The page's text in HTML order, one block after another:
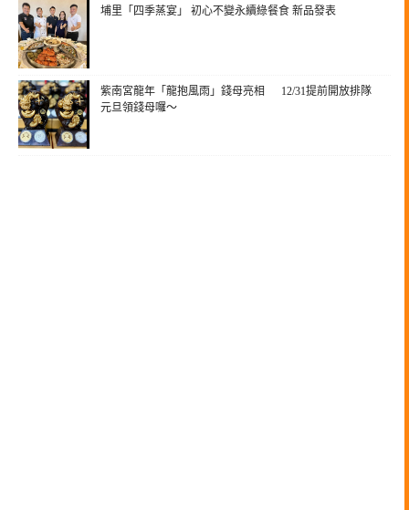
埔里「四季蒸宴」 初心不變永續綠餐食 新品發表
紫南宮龍年「龍抱風雨」錢母亮相 12/31提前開放排隊
元旦領錢母囉～